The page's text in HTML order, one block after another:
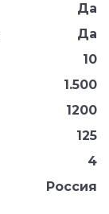
Да
Да
10
1.500
1200
125
4
Россия